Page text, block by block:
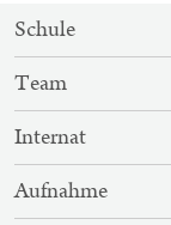
SITEMAP-
NAVIGATION
Schule
Team
Internat
Aufnahme